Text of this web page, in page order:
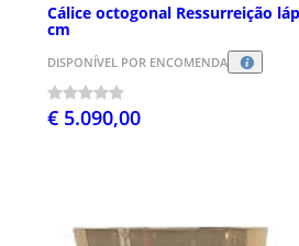
Cálice octogonal Ressurreição
cm
DISPONÍVEL POR ENCOMENDA
€ 5.090,00